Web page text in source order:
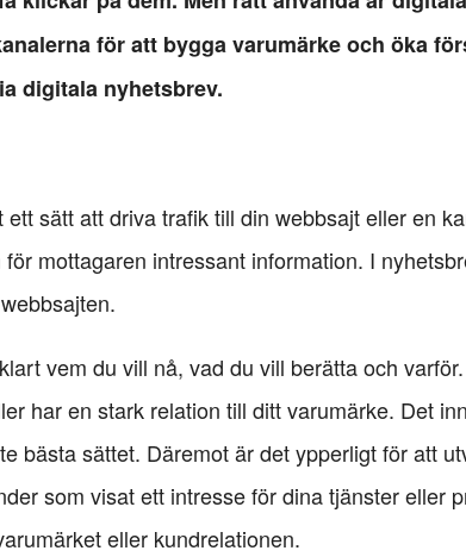
för att bygga varumärke och öka
digitala nyhetsbrev.
sätt att driva trafik till din webbsajt eller en
mottagaren intressant information. I
vem du vill nå, vad du vill berätta och
har en stark relation till ditt varumärke. Det
bästa sättet. Däremot är det ypperligt för att
som visat ett intresse för dina tjänster eller
eller kundrelationen.